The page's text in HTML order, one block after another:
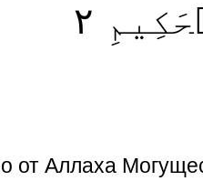
٢
от Аллаха